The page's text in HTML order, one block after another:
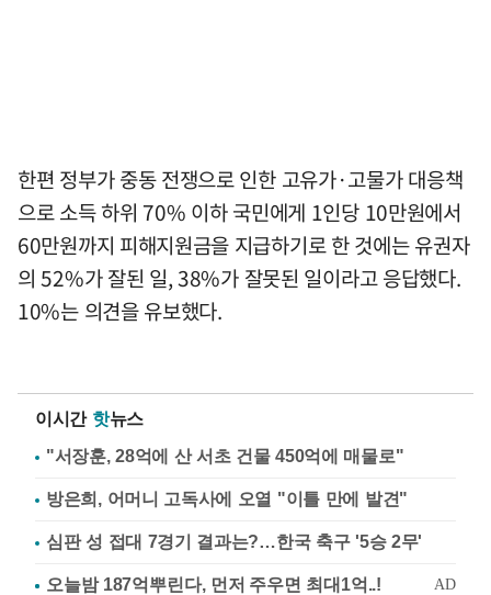
한편 정부가 중동 전쟁으로 인한 고유가·고물가 대응책
으로 소득 하위 70% 이하 국민에게 1인당 10만원에서
60만원까지 피해지원금을 지급하기로 한 것에는 유권자
의 52%가 잘된 일, 38%가 잘못된 일이라고 응답했다.
10%는 의견을 유보했다.
이시간 핫뉴스
"서장훈, 28억에 산 서초 건물 450억에 매물로"
방은희, 어머니 고독사에 오열 "이틀 만에 발견"
심판 성 접대 7경기 결과는?…한국 축구 '5승 2무'